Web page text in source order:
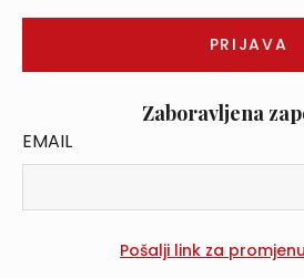
Zaboravljena
EMAIL